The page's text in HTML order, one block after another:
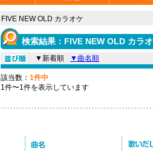
FIVE NEW OLD カラオケ
検索結果：FIVE NEW OLD カラ
▼新着順 ▼曲名順
該当数： 1件中
1件〜1件を表示しています